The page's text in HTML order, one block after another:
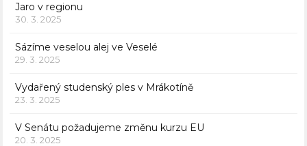
Jaro v regionu
30. 3. 2025
Sázíme veselou alej ve Veselé
29. 3. 2025
Vydařený studenský ples v Mrákotíně
23. 3. 2025
V Senátu požadujeme změnu kurzu EU
20. 3. 2025